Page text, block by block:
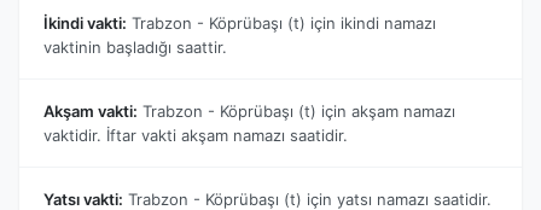
İkindi vakti: Trabzon - Köprübaşı (t) için ikindi namazı
vaktinin başladığı saattir.
Akşam vakti: Trabzon - Köprübaşı (t) için akşam namazı
vaktidir. İftar vakti akşam namazı saatidir.
Yatsı vakti: Trabzon - Köprübaşı (t) için yatsı namazı saatidir.